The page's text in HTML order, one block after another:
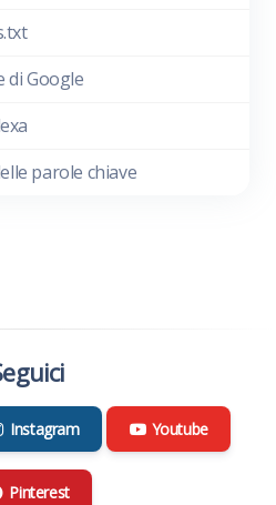
di Google
parole chiave
Instagram Youtube
Pinterest